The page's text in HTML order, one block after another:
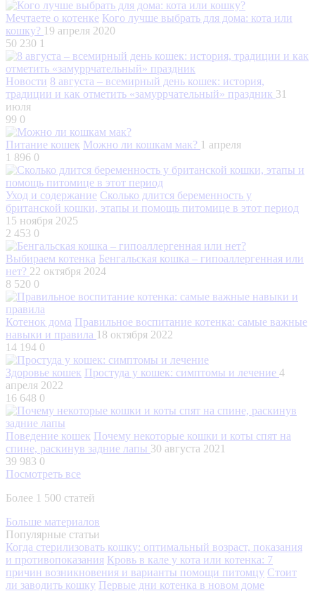
Мечтаете о котенке Кого лучше выбрать для дома: кота или
кошку? 19 апреля 2020
50 230 1
Новости 8 августа – всемирный день кошек: история,
традиции и как отметить «замуррчательный» праздник 31
июля
99 0
Питание кошек Можно ли кошкам мак? 1 апреля
1 896 0
Уход и содержание Сколько длится беременность у
британской кошки, этапы и помощь питомице в этот период
15 ноября 2025
2 453 0
Выбираем котенка Бенгальская кошка – гипоаллергенная или
нет? 22 октября 2024
8 520 0
Котенок дома Правильное воспитание котенка: самые важные
навыки и правила 18 октября 2022
14 194 0
Здоровье кошек Простуда у кошек: симптомы и лечение 4
апреля 2022
16 648 0
Поведение кошек Почему некоторые кошки и коты спят на
спине, раскинув задние лапы 30 августа 2021
39 983 0
Посмотреть все
Более 1 500 статей
Больше материалов
Популярные статьи
Когда стерилизовать кошку: оптимальный возраст, показания
и противопоказания Кровь в кале у кота или котенка: 7
причин возникновения и варианты помощи питомцу Стоит
ли заводить кошку Первые дни котенка в новом доме